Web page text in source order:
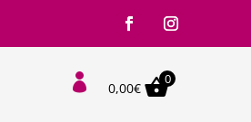
 0,00€
0